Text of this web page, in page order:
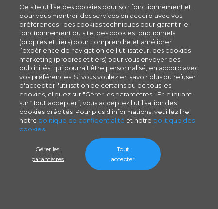
Ce site utilise des cookies pour son fonctionnement et
pour vous montrer des services en accord avec vos
préférences : des cookies techniques pour garantir le
fonctionnement du site, des cookies fonctionnels
(propres et tiers) pour comprendre et améliorer
l’expérience de navigation de l’utilisateur, des cookies
marketing (propres et tiers) pour vous envoyer des
publicités, qui pourrait être personnalisé, en accord avec
vos préférences. Si vous voulez en savoir plus ou refuser
d'accepter l'utilisation de certains ou de tous les
cookies, cliquez sur "Gérer les paramètres". En cliquant
sur “Tout accepter”, vous acceptez l'utilisation des
cookies précités. Pour plus d'informations, veuillez lire
notre politique de confidentialité et notre politique des
cookies
Gérer les
paramètres
Tout
accepter